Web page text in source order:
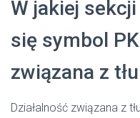
W jakiej
się symbol
związana z
Działalność związana z